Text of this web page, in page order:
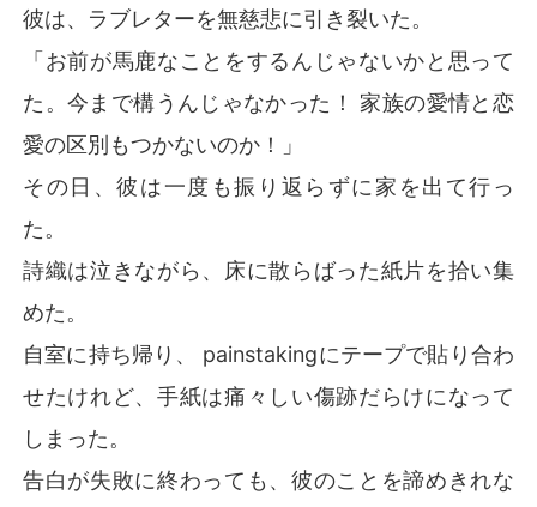
彼は、ラブレターを無慈悲に引き裂いた。
「お前が馬鹿なことをするんじゃないかと思って
た。今まで構うんじゃなかった！ 家族の愛情と恋
愛の区別もつかないのか！」
その日、彼は一度も振り返らずに家を出て行っ
た。
詩織は泣きながら、床に散らばった紙片を拾い集
めた。
自室に持ち帰り、 painstakingにテープで貼り合わ
せたけれど、手紙は痛々しい傷跡だらけになって
しまった。
告白が失敗に終わっても、彼のことを諦めきれな